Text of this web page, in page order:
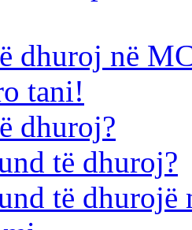
dhuroj në
tani!
dhuroj?
të dhuroj?
të dhurojë